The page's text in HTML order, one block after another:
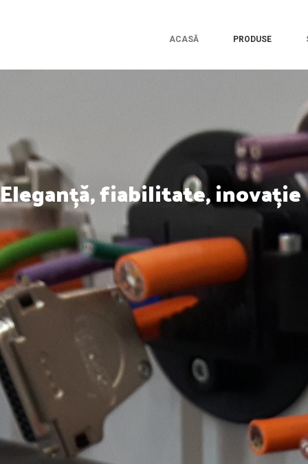
ACASĂ PRODUSE
Eleganță, fiabilitate, inovație